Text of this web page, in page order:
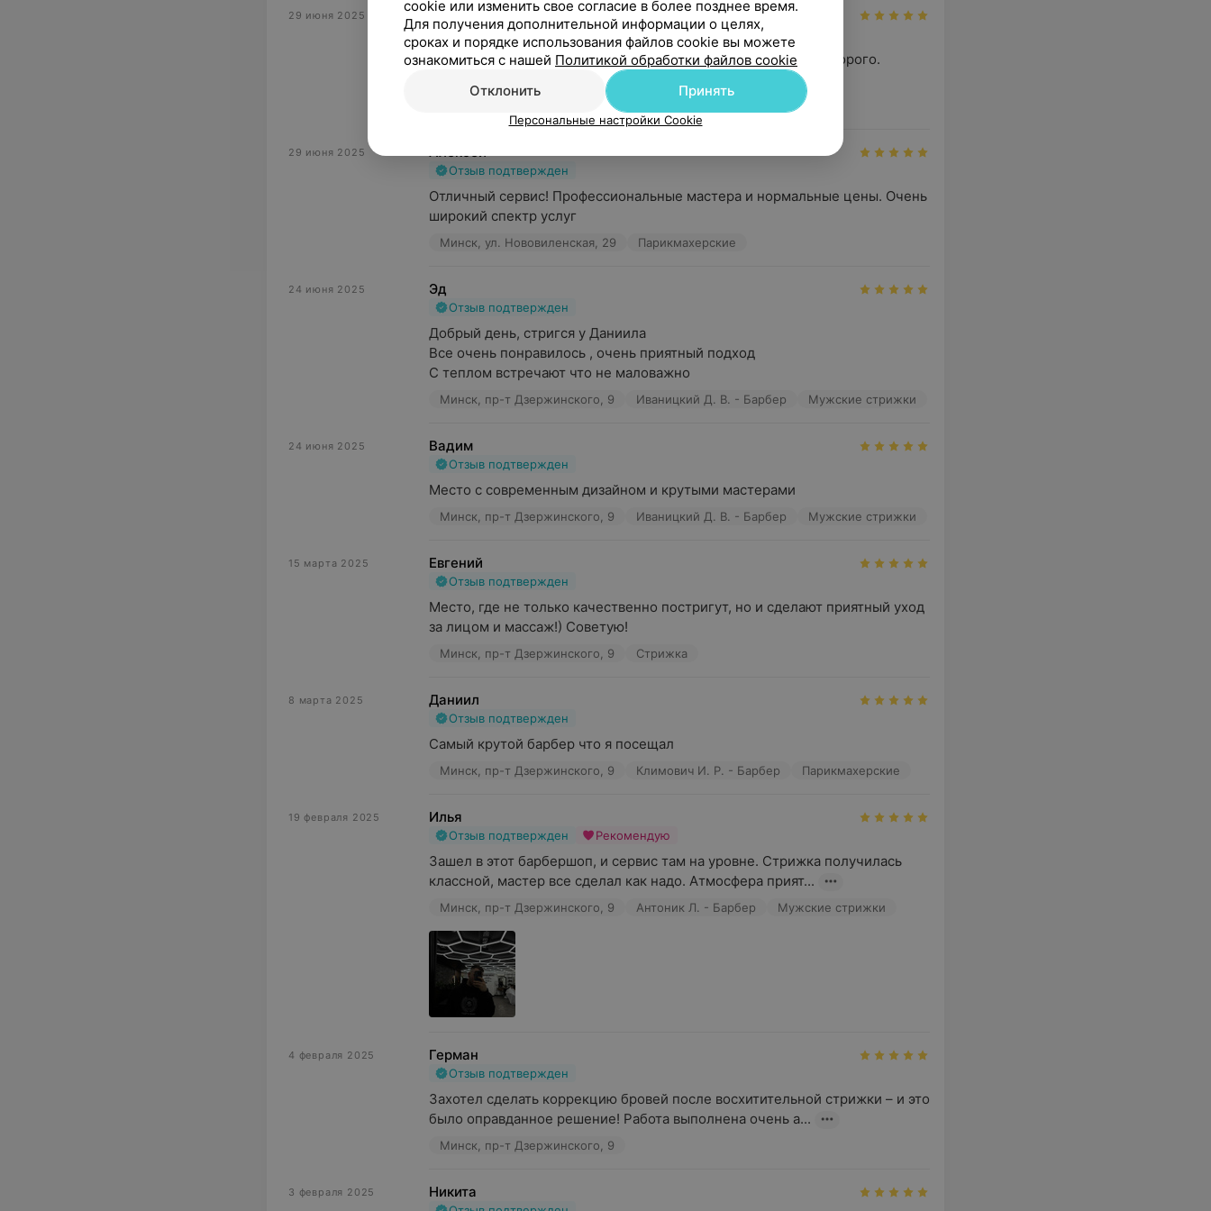
29 июня 2025 Владимир
Отзыв подтвержден Рекомендую
Достойный салон. Быстро, качественно, уютно и главное недорого.
Минск, ул. Нововиленская, 29
29 июня 2025 Алексей
Отзыв подтвержден
Отличный сервис! Профессиональные мастера и нормальные цены. Очень
широкий спектр услуг
Минск, ул. Нововиленская, 29 Парикмахерские
24 июня 2025 Эд
Отзыв подтвержден
Добрый день, стригся у Даниила
Все очень понравилось , очень приятный подход
С теплом встречают что не маловажно
Минск, пр-т Дзержинского, 9 Иваницкий Д. В. - Барбер Мужские стрижки
24 июня 2025 Вадим
Отзыв подтвержден
Место с современным дизайном и крутыми мастерами
Минск, пр-т Дзержинского, 9 Иваницкий Д. В. - Барбер Мужские стрижки
15 марта 2025 Евгений
Отзыв подтвержден
Место, где не только качественно постригут, но и сделают приятный уход
за лицом и массаж!) Советую!
Минск, пр-т Дзержинского, 9 Стрижка
8 марта 2025 Даниил
Отзыв подтвержден
Самый крутой барбер что я посещал
Минск, пр-т Дзержинского, 9 Климович И. Р. - Барбер Парикмахерские
19 февраля 2025 Илья
Отзыв подтвержден Рекомендую
Зашел в этот барбершоп, и сервис там на уровне. Стрижка получилась
классной, мастер все сделал как надо. Атмосфера прият...
Минск, пр-т Дзержинского, 9 Антоник Л. - Барбер Мужские стрижки
4 февраля 2025 Герман
Отзыв подтвержден
Захотел сделать коррекцию бровей после восхитительной стрижки – и это
было оправданное решение! Работа выполнена очень а...
Минск, пр-т Дзержинского, 9
3 февраля 2025 Никита
cookie или изменить свое согласие в более позднее время.
Для получения дополнительной информации о целях,
сроках и порядке использования файлов cookie вы можете
ознакомиться с нашей Политикой обработки файлов cookie
Отклонить
Принять
Персональные настройки Cookie